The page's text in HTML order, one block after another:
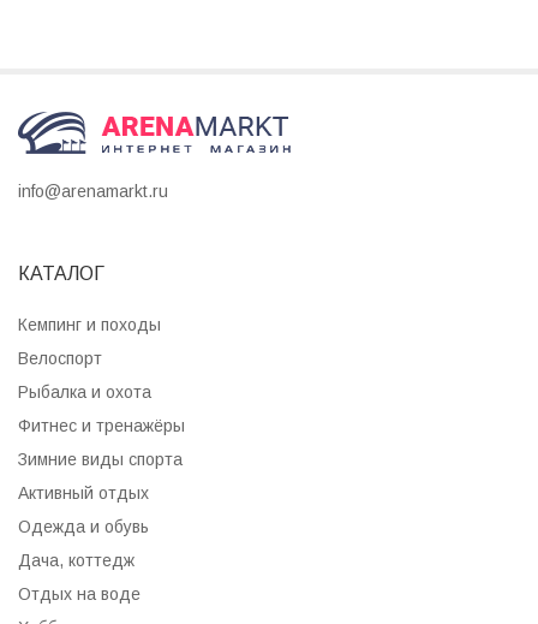
info@arenamarkt.ru
КАТАЛОГ
Кемпинг и походы
Велоспорт
Рыбалка и охота
Фитнес и тренажёры
Зимние виды спорта
Активный отдых
Одежда и обувь
Дача, коттедж
Отдых на воде